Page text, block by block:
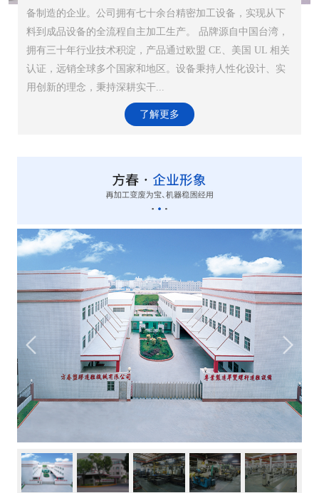
备制造的企业。公司拥有七十余台精密加工设备，实现从下
料到成品设备的全流程自主加工生产。 品牌源自中国台湾，
拥有三十年行业技术积淀，产品通过欧盟 CE、美国 UL 相关
认证，远销全球多个国家和地区。设备秉持人性化设计、实
用创新的理念，秉持深耕实干...
了解更多